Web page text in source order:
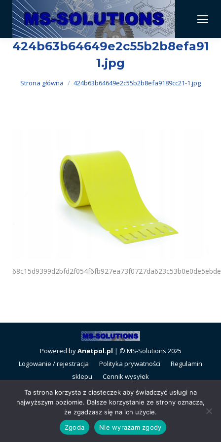
1.jpg
Jesteś tutaj:
Strona główna 424b63b64649e2c55b2b8efa9189cc21-1.jpg
Powered byAnetpol.pl | © MS-Solutions 2025
Logowanie / rejestracja
Polityka prywatności
Regulamin
sklepu
Cennik wysyłek
Ta strona korzysta z ciasteczek aby świadczyć usługi na
najwyższym poziomie. Dalsze korzystanie ze strony oznacza,
że zgadzasz się na ich użycie.
Zgoda
Nie wyrażam zgody